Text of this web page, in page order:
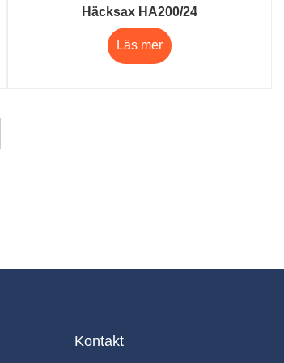
Häcksax HA200/24
Läs mer
Kontakt